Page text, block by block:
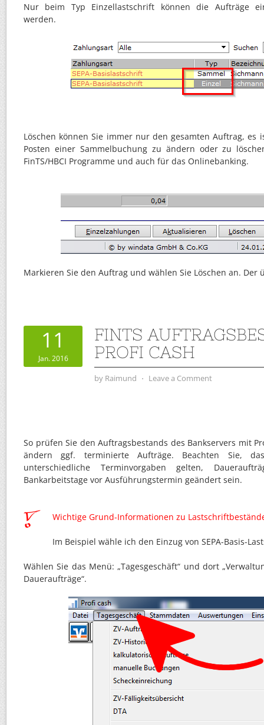
Nur beim Typ Einzellastschrift können die Aufträge
werden.
Löschen können Sie immer nur den gesamten Auftrag, es
Posten einer Sammelbuchung zu ändern oder zu
FinTS/HBCI Programme und auch für das Onlinebanking.
Markieren Sie den Auftrag und wählen Sie Löschen an. Der
11
Jan. 2016
FINTS
PROFI CASH
by Raimund ⋅ Leave a Comment
So prüfen Sie den Auftragsbestands des Bankservers mit
ändern ggf. terminierte Aufträge. Beachten Sie,
unterschiedliche Terminvorgaben gelten,
Bankarbeitstage vor Ausführungstermin geändert sein.
Wichtige Grund-Informationen zu
Im Beispiel wähle ich den Einzug von SEPA-Basis-
Wählen Sie das Menü: „Tagesgeschäft“ und dort
Daueraufträge“.